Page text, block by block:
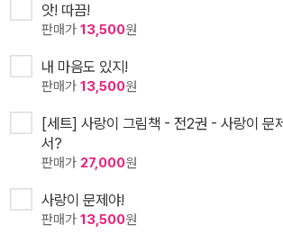
앗! 따끔!
판매가 13,500원
내 마음도 있지!
판매가 13,500원
[세트] 사랑이 그림책 - 전2권 - 사랑이 문
서?
판매가 27,000원
사랑이 문제야!
판매가 13,500원